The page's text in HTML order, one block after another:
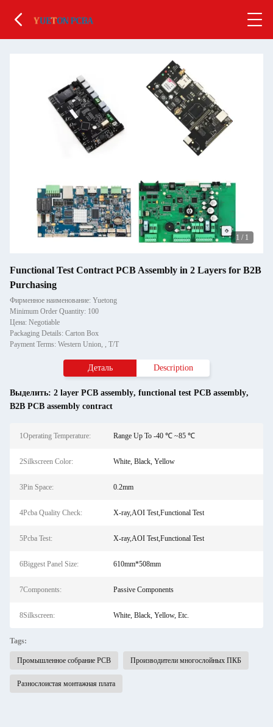
1 / 1
Functional Test Contract PCB Assembly in 2 Layers for B2B
Purchasing
Фирменное наименование: Yuetong
Minimum Order Quantity: 100
Цена: Negotiable
Packaging Details: Carton Box
Payment Terms: Western Union, , T/T
Деталь Description
Выделить: 2 layer PCB assembly, functional test PCB assembly,
B2B PCB assembly contract
1Operating Temperature: Range Up To -40 ℃ ~85 ℃
2Silkscreen Color: White, Black, Yellow
3Pin Space: 0.2mm
4Pcba Quality Check: X-ray,AOI Test,Functional Test
5Pcba Test: X-ray,AOI Test,Functional Test
6Biggest Panel Size: 610mm*508mm
7Components: Passive Components
8Silkscreen: White, Black, Yellow, Etc.
Tags:
Промышленное собрание PCB Производители многослойных ПКБ
Разнослоистая монтажная плата